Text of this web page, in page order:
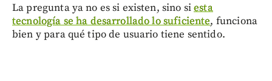
La pregunta ya no es si existen, sino siesta
tecnología se ha desarrollado lo suficiente, funciona
bien y para qué tipo de usuario tiene sentido.